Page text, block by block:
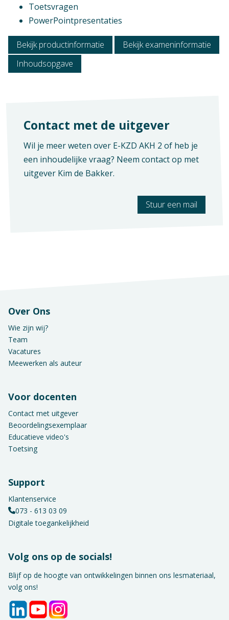
Toetsvragen
PowerPointpresentaties
Bekijk productinformatie
Bekijk exameninformatie
Inhoudsopgave
Contact met de uitgever
Wil je meer weten over E-KZD AKH 2 of heb je
een inhoudelijke vraag? Neem contact op met
uitgever Kim de Bakker.
Stuur een mail
Over Ons
Wie zijn wij?
Team
Vacatures
Meewerken als auteur
Voor docenten
Contact met uitgever
Beoordelingsexemplaar
Educatieve video's
Toetsing
Support
Klantenservice
073 - 613 03 09
Digitale toegankelijkheid
Volg ons op de socials!
Blijf op de hoogte van ontwikkelingen binnen ons lesmateriaal,
volg ons!